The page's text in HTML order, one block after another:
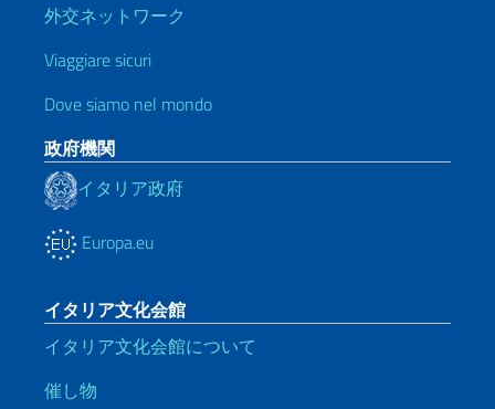
外交ネットワーク
Viaggiare sicuri
Dove siamo nel mondo
政府機関
イタリア政府
Europa.eu
イタリア文化会館
イタリア文化会館について
催し物